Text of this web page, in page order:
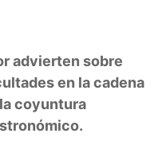
advierten sobre
en la cadena
coyuntura